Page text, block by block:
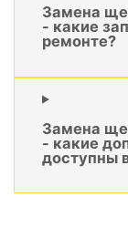
Замена
- какие
ремонте?
Замена
- какие
доступны